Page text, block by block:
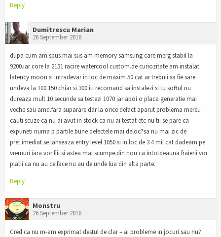
Reply
Dumitrescu Marian
26 September 2016
dupa cum am spus mai sus am memory samsung care merg stabil la
9200.iar core la 2151 racire watercool custom.de curiozitate am instalat
latency moon si intradevar in loc de maxim 50 cat ar trebuii sa fie sare
undeva la 100 150 chiar si 300.iti recomand sa instalezi si tu softul nu
dureaza mult 10 secunde sa testezi 1070 iar apoi o placa generatie mai
veche sau amd.fara suparare dar la orice defact aparut problema mereu
cauti scuze ca nu ai avut in stock ca nu ai testat etc nu tii se pare ca
expuneti numa p partile bune defectele mai deloc?sa nu mai zic de
pret.imediat se lanseaza entry level 1050 si in loc de 3 4 mil cat dadeam pe
vremuri iara vor fiii si astea mai scumpe.din nou ca intotdeauna fraierii vor
platii ca nu au ce face nu au de unde lua din alta parte.
Reply
Monstru
26 September 2016
Cred ca nu m-am exprimat destul de clar – ai probleme in jocuri sau nu?